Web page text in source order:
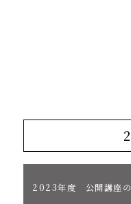
2023年度 公開講座の